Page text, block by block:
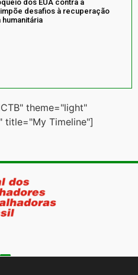
dos EUA contra a
desafios à recuperação
theme="light"
title="My Timeline"]